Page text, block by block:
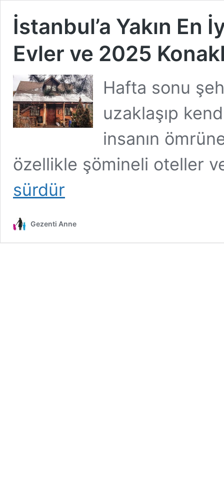
İstanbul’a Yakın En
Evler ve 2025
Hafta sonu
uzaklaşıp
insanın
özellikle şömineli oteller
sürdür
Gezenti Anne